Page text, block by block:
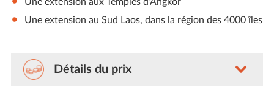
Une extension au Sud Laos, dans la région des 4000 îles
Détails du prix